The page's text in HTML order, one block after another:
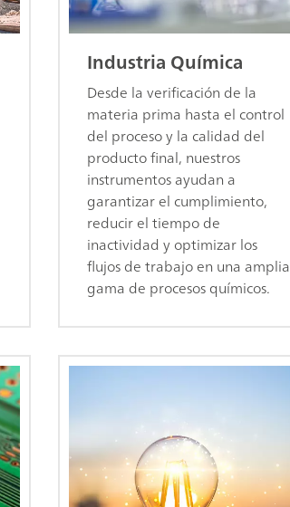
Industria Química
Desde la verificación de la
materia prima hasta el control
del proceso y la calidad del
producto final, nuestros
instrumentos ayudan a
garantizar el cumplimiento,
reducir el tiempo de
inactividad y optimizar los
flujos de trabajo en una amplia
gama de procesos químicos.